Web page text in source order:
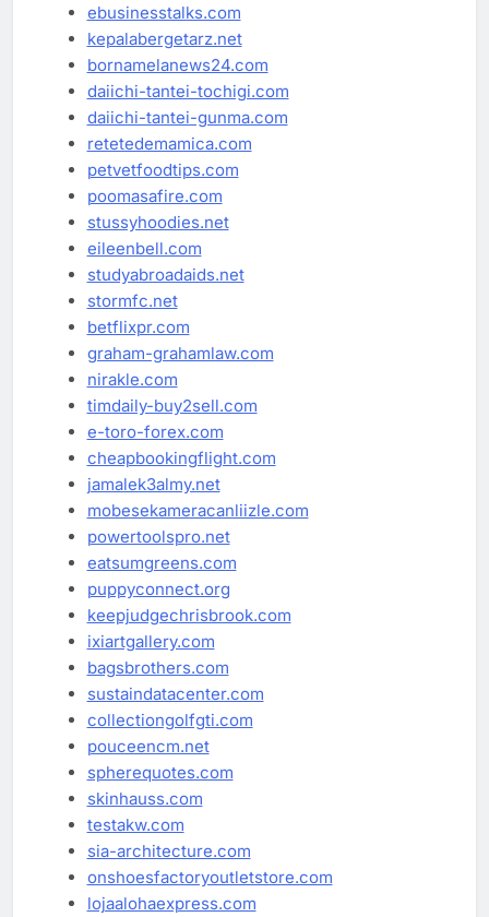
ebusinesstalks.com
kepalabergetarz.net
bornamelanews24.com
daiichi-tantei-tochigi.com
daiichi-tantei-gunma.com
retetedemamica.com
petvetfoodtips.com
poomasafire.com
stussyhoodies.net
eileenbell.com
studyabroadaids.net
stormfc.net
betflixpr.com
graham-grahamlaw.com
nirakle.com
timdaily-buy2sell.com
e-toro-forex.com
cheapbookingflight.com
jamalek3almy.net
mobesekameracanliizle.com
powertoolspro.net
eatsumgreens.com
puppyconnect.org
keepjudgechrisbrook.com
ixiartgallery.com
bagsbrothers.com
sustaindatacenter.com
collectiongolfgti.com
pouceencm.net
spherequotes.com
skinhauss.com
testakw.com
sia-architecture.com
onshoesfactoryoutletstore.com
lojaalohaexpress.com